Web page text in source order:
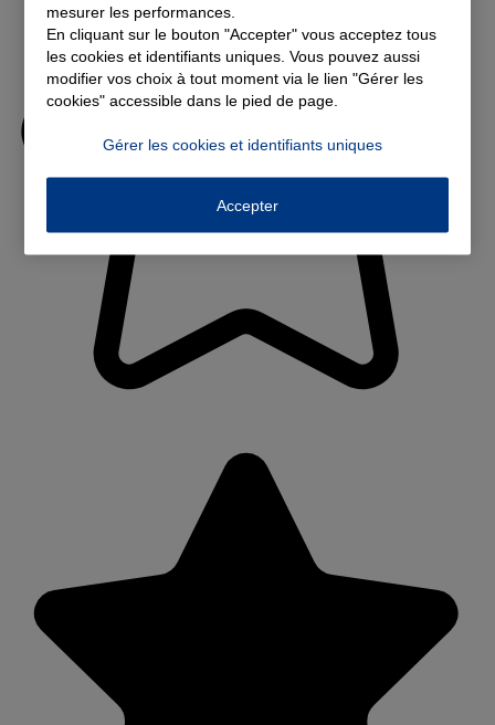
mesurer les performances.
En cliquant sur le bouton "Accepter" vous acceptez tous
les cookies et identifiants uniques. Vous pouvez aussi
modifier vos choix à tout moment via le lien "Gérer les
cookies" accessible dans le pied de page.
Gérer les cookies et identifiants uniques
Accepter